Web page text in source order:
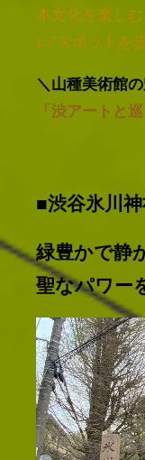
本文化を楽し
い”スポットを
＼山種美術館
「渋アートと
■渋谷氷川
緑豊かで静
聖なパワー